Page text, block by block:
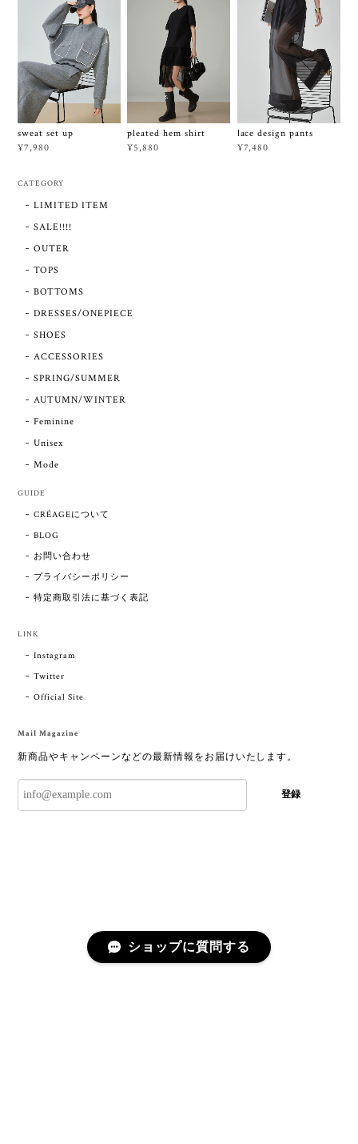
sweat set up
¥7,980
pleated hem shirt
¥5,880
lace design pants
¥7,480
CATEGORY
LIMITED ITEM
SALE!!!!
OUTER
TOPS
BOTTOMS
DRESSES/ONEPIECE
SHOES
ACCESSORIES
SPRING/SUMMER
AUTUMN/WINTER
Feminine
Unisex
Mode
GUIDE
CRÉAGEについて
BLOG
お問い合わせ
プライバシーポリシー
特定商取引法に基づく表記
LINK
Instagram
Twitter
Official Site
Mail Magazine
新商品やキャンペーンなどの最新情報をお届けいたします。
登録
ショップに質問する